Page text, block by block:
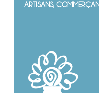
ARTISANS,